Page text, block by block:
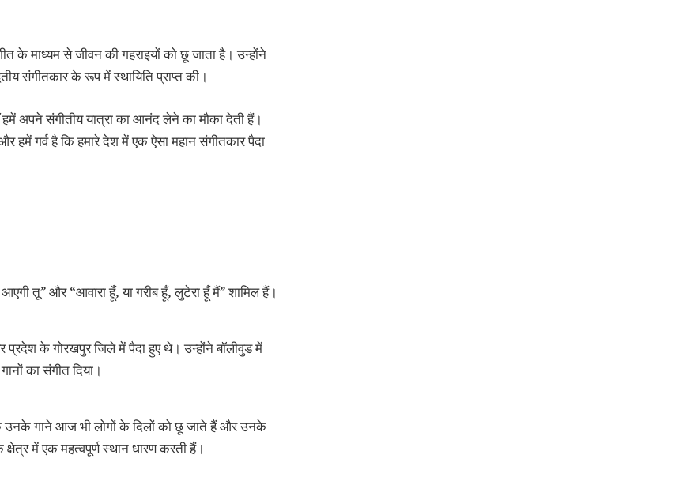
के माध्यम से जीवन की गहराइयों को छू जाता है। उन्होंने
संगीतकार के रूप में स्थायिति प्राप्त की।
अपने संगीतीय यात्रा का आनंद लेने का मौका देती हैं।
हमें गर्व है कि हमारे देश में एक ऐसा महान संगीतकार पैदा
तू” और “आवारा हूँ, या गरीब हूँ, लुटेरा हूँ मैं” शामिल हैं।
के गोरखपुर जिले में पैदा हुए थे। उन्होंने बॉलीवुड में
का संगीत दिया।
उनके गाने आज भी लोगों के दिलों को छू जाते हैं और उनके
में एक महत्वपूर्ण स्थान धारण करती हैं।